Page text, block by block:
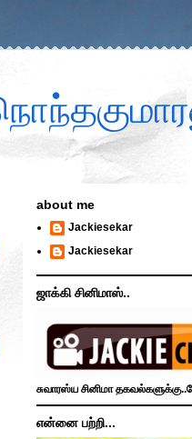
about me
Jackiesekar
Jackiesekar
ஜாக்கி சினிமாஸ்..
சுவாரஸ்ய சினிமா
என்னை பற்றி...